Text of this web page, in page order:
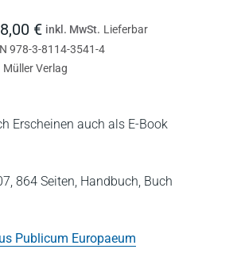
Erscheinen auch als E-Book
864 Seiten, Handbuch, Buch
Publicum Europaeum
€ inkl. MwSt. Lieferbar
978-3-8114-3541-4
Müller Verlag